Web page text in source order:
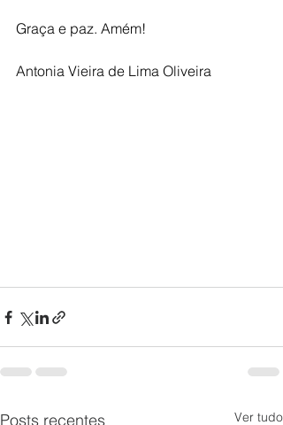
Graça e paz. Amém!
Antonia Vieira de Lima Oliveira
Posts recentes Ver tudo